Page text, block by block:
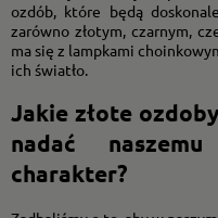
ozdób, które będą
zarówno złotym, czarnym,
ma się z lampkami
ich światło.
Jakie złote
nadać
charakter?